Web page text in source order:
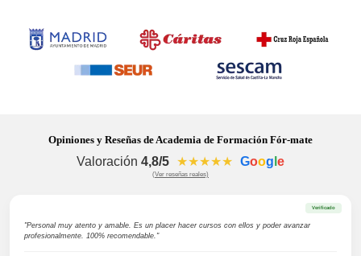
Opiniones y Reseñas de Academia de Formación Fór-mate
Valoración 4,8/5 ★★★★★ Goog e
(Ver reseñas reales)
Verificado
"Personal muy atento y amable. Es un placer hacer cursos con ellos y poder avanzar
profesionalmente. 100% recomendable."